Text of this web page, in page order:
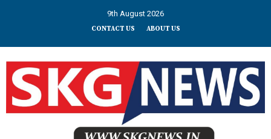
9th August 2026
CONTACT US ABOUT US